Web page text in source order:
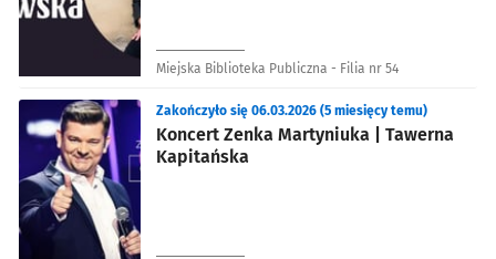
Miejska Biblioteka Publiczna - Filia nr 54
Koncert Zenka Martyniuka | Tawerna
Kapitańska
Zakończyło się 06.03.2026 (5 miesięcy temu)